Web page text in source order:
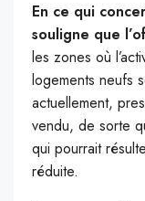
En ce qui
souligne que
les zones où
logements neufs
actuellement,
vendu, de sorte
qui pourrait
réduite.